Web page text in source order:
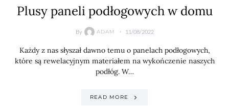
Plusy paneli podłogowych w domu
By ADAM 11/08/2022
Każdy z nas słyszał dawno temu o panelach podłogowych,
które są rewelacyjnym materiałem na wykończenie naszych
podłóg. W…
READ MORE